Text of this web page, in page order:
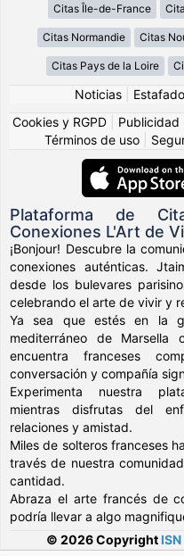
Citas Île-de-France
Citas Normandie Citas
Citas Pays de la Loire
Noticias
Cookies y RGPD
Publicidad
Términos de uso
Plataforma de
Conexiones L'Art de
¡Bonjour! Descubre la
conexiones auténticas.
desde los bulevares
celebrando el arte de vivir y
Ya sea que estés en la
mediterráneo de
encuentra franceses
conversación y compañía
Experimenta nuestra
mientras disfrutas del
relaciones y amistad.
Miles de solteros franceses
través de nuestra
cantidad.
Abraza el arte francés de
podría llevar a algo
© 2026 Copyright